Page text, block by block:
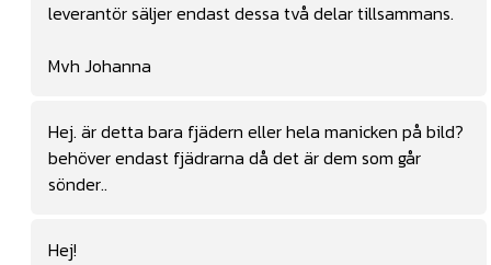
leverantör säljer endast dessa två delar tillsammans.
Mvh Johanna
Hej. är detta bara fjädern eller hela manicken på bild?
behöver endast fjädrarna då det är dem som går
sönder..
Hej!